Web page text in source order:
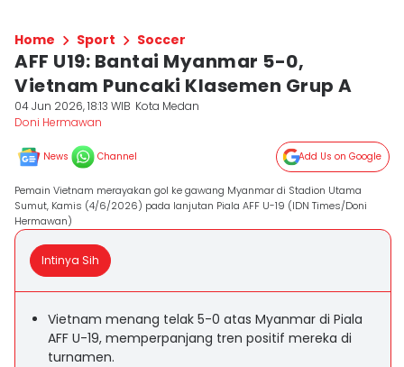
Home Sport Soccer
AFF U19: Bantai Myanmar 5-0,
Vietnam Puncaki Klasemen Grup A
04 Jun 2026, 18:13 WIB Kota Medan
Doni Hermawan
News Channel Add Us on Google
Pemain Vietnam merayakan gol ke gawang Myanmar di Stadion Utama
Sumut, Kamis (4/6/2026) pada lanjutan Piala AFF U-19 (IDN Times/Doni
Hermawan)
Intinya Sih
Vietnam menang telak 5-0 atas Myanmar di Piala
AFF U-19, memperpanjang tren positif mereka di
turnamen.